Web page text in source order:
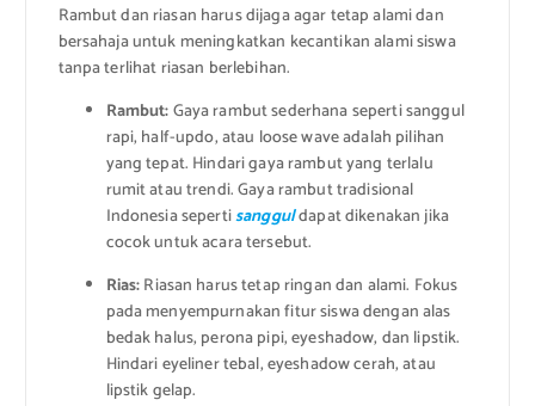
Rambut dan riasan harus dijaga agar tetap alami dan
bersahaja untuk meningkatkan kecantikan alami siswa
tanpa terlihat riasan berlebihan.
Rambut:Gaya rambut sederhana seperti sanggul
rapi, half-updo, atau loose wave adalah pilihan
yang tepat. Hindari gaya rambut yang terlalu
rumit atau trendi. Gaya rambut tradisional
Indonesia sepertisangguldapat dikenakan jika
cocok untuk acara tersebut.
Rias:Riasan harus tetap ringan dan alami. Fokus
pada menyempurnakan fitur siswa dengan alas
bedak halus, perona pipi, eyeshadow, dan lipstik.
Hindari eyeliner tebal, eyeshadow cerah, atau
lipstik gelap.